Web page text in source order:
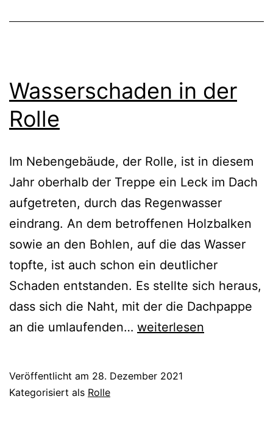
Wasserschaden in der
Rolle
Im Nebengebäude, der Rolle, ist in diesem
Jahr oberhalb der Treppe ein Leck im Dach
aufgetreten, durch das Regenwasser
eindrang. An dem betroffenen Holzbalken
sowie an den Bohlen, auf die das Wasser
topfte, ist auch schon ein deutlicher
Schaden entstanden. Es stellte sich heraus,
dass sich die Naht, mit der die Dachpappe
an die umlaufenden… Wasserschaden
weiterlesen
Veröffentlicht am 28. Dezember 2021
Kategorisiert als Rolle